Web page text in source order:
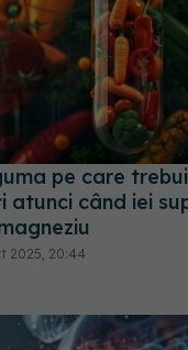
pe care
atunci când iei
2025, 20:44